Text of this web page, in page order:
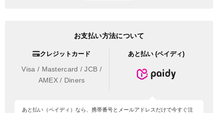
お支払い方法について
クレジットカード
Visa / Mastercard / JCB /
AMEX / Diners
あと払い (ペイディ)
あと払い（ペイディ）なら、携帯番号とメールアドレスだけで今すぐ注